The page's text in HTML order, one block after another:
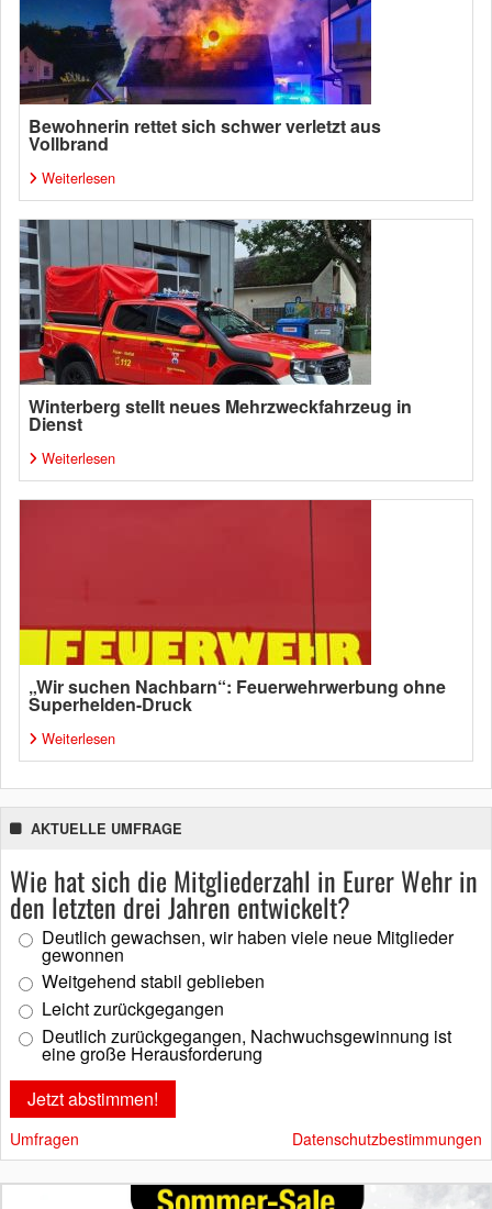
Bewohnerin rettet sich schwer verletzt aus
Vollbrand
Weiterlesen
Winterberg stellt neues Mehrzweckfahrzeug in
Dienst
Weiterlesen
„Wir suchen Nachbarn“: Feuerwehrwerbung ohne
Superhelden-Druck
Weiterlesen
AKTUELLE UMFRAGE
Wie hat sich die Mitgliederzahl in Eurer Wehr in
den letzten drei Jahren entwickelt?
Deutlich gewachsen, wir haben viele neue Mitglieder
gewonnen
Weitgehend stabil geblieben
Leicht zurückgegangen
Deutlich zurückgegangen, Nachwuchsgewinnung ist
eine große Herausforderung
Umfragen Datenschutzbestimmungen